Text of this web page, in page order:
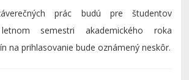
prác budú pre študentov
semestri akademického roka
na prihlasovanie bude oznámený neskôr.